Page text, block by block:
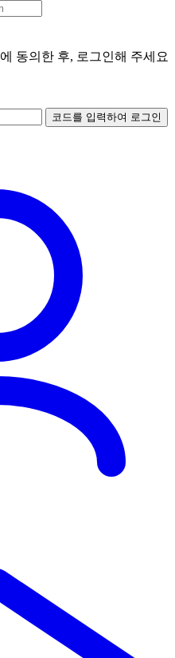
에 동의한 후, 로그인해 주세요
코드를 입력하여 로그인